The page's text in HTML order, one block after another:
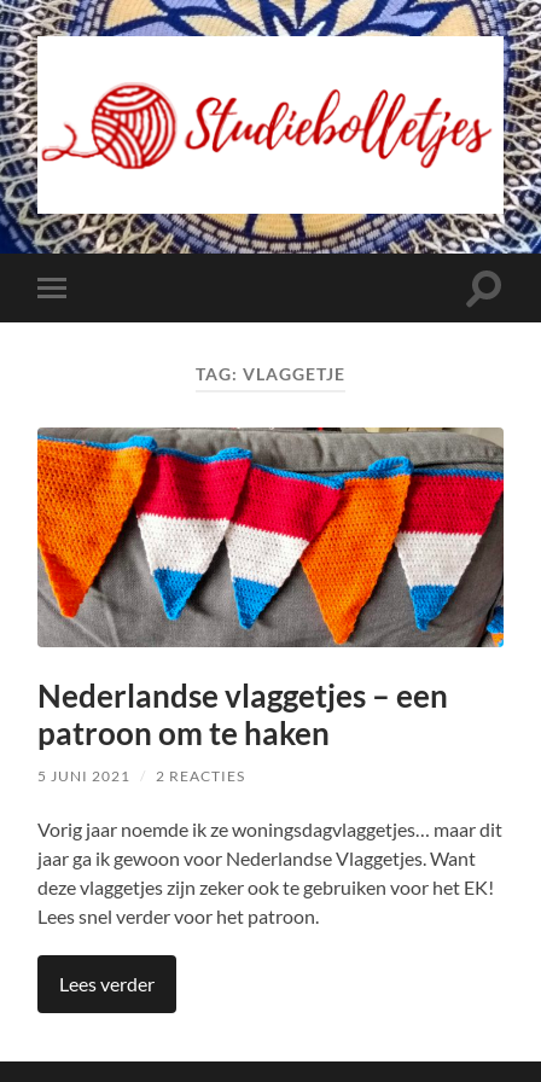
Studiebolletjes
Toggle
mobiel
Toggle
TAG: VLAGGETJE
Nederlandse vlaggetjes – een
patroon om te haken
5 JUNI 2021 / 2 REACTIES
Vorig jaar noemde ik ze woningsdagvlaggetjes… maar dit
jaar ga ik gewoon voor Nederlandse Vlaggetjes. Want
deze vlaggetjes zijn zeker ook te gebruiken voor het EK!
Lees snel verder voor het patroon.
Lees verder